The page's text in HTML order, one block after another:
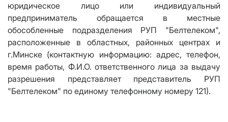
юридическое лицо или индивидуальный
предприниматель обращается в местные
обособленные подразделения РУП "Белтелеком",
расположенные в областных, районных центрах и
г.Минске (контактную информацию: адрес, телефон,
время работы, Ф.И.О. ответственного лица за выдачу
разрешения представляет представитель РУП
"Белтелеком" по единому телефонному номеру 121).